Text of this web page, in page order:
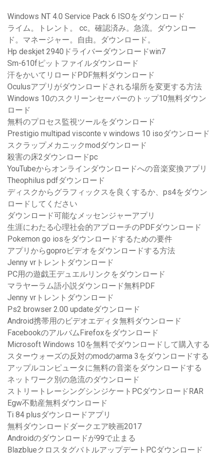
Windows NT 4.0 Service Pack 6 ISOをダウンロード
ライム。トレント。 cc。確認済み。急流。ダウンロー
ド。マネージャー。自由。ダウンロード。
Hp deskjet 2940ドライバーダウンロードwin7
Sm-610fピットファイルダウンロード
汗をかいてリロードPDF無料ダウンロード
Oculusアプリがダウンロードされる場所を変更する方法
Windows 10のスクリーンセーバーのトップ10無料ダウン
ロード
無料のプロセス監視ツールをダウンロード
Prestigio multipad visconte v windows 10 isoダウンロード
スクラップメカニックmodダウンロード
殺害の床2ダウンロードpc
YouTubeからオンラインダウンロードへの音楽変換アプリ
Theophilus pdfダウンロード
ディスクからグラフィックスを良くするか、ps4をダウン
ロードしてください
ダウンロード可能なメッセンジャーアプリ
生涯にわたる心理社会的アプローチのPDFダウンロード
Pokemon go iosをダウンロードするための要件
アプリからgoproビデオをダウンロードする方法
Jenny vrトレントダウンロード
PC用の遊戯王デュエルリンクをダウンロード
マラヤーラム語小説ダウンロード無料PDF
Jenny vrトレントダウンロード
Ps2 browser 2.00 updateダウンロード
Android携帯用のビデオエディタ無料ダウンロード
FacebookのアルバムFirefoxをダウンロード
Microsoft Windows 10を無料でダウンロードして購入する
スターウォーズの反対のmodのarma 3をダウンロードする
アップルコンピュータに無料の音楽をダウンロードする
ネットワーク別の急流のダウンロード
ストリートレーシングシンジケートPCダウンロードRAR
Egw不動産無料ダウンロード
Ti 84 plusダウンロードアプリ
無料ダウンロードダークエア映画2017
Androidのダウンロードが99で止まる
BlazblueクロスタグバトルアップデートPCダウンロード